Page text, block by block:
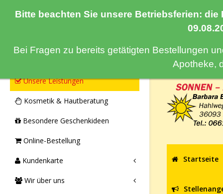
Bitte beachten Sie unsere Betriebsferien:
Bei Fragen zu bereits getätigten Bestellungen
Apotheke,
Unsere Leistungen
Kosmetik & Hautberatung
Besondere Geschenkideen
Online-Bestellung
Kundenkarte
Wir über uns
Startseite